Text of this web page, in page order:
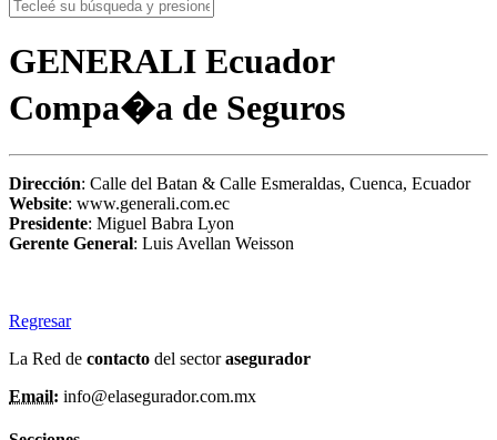
GENERALI Ecuador
Compa�a de Seguros
Dirección: Calle del Batan & Calle Esmeraldas, Cuenca, Ecuador
Website: www.generali.com.ec
Presidente: Miguel Babra Lyon
Gerente General: Luis Avellan Weisson
Regresar
La Red de contacto del sectorasegurador
Email: info@elasegurador.com.mx